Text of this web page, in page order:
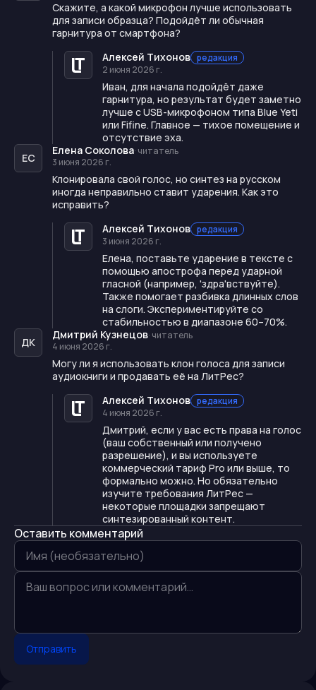
Скажите, а какой микрофон лучше использовать
для записи образца? Подойдёт ли обычная
гарнитура от смартфона?
Алексей Тихонов редакция
2 июня 2026 г.
Иван, для начала подойдёт даже
гарнитура, но результат будет заметно
лучше с USB-микрофоном типа Blue Yeti
или Fifine. Главное — тихое помещение и
отсутствие эха.
ЕС
Елена Соколова· читатель
3 июня 2026 г.
Клонировала свой голос, но синтез на русском
иногда неправильно ставит ударения. Как это
исправить?
Алексей Тихонов редакция
3 июня 2026 г.
Елена, поставьте ударение в тексте с
помощью апострофа перед ударной
гласной (например, 'здра'вствуйте).
Также помогает разбивка длинных слов
на слоги. Экспериментируйте со
стабильностью в диапазоне 60–70%.
ДК
Дмитрий Кузнецов· читатель
4 июня 2026 г.
Могу ли я использовать клон голоса для записи
аудиокниги и продавать её на ЛитРес?
Алексей Тихонов редакция
4 июня 2026 г.
Дмитрий, если у вас есть права на голос
(ваш собственный или получено
разрешение), и вы используете
коммерческий тариф Pro или выше, то
формально можно. Но обязательно
изучите требования ЛитРес —
некоторые площадки запрещают
синтезированный контент.
Оставить комментарий
Отправить